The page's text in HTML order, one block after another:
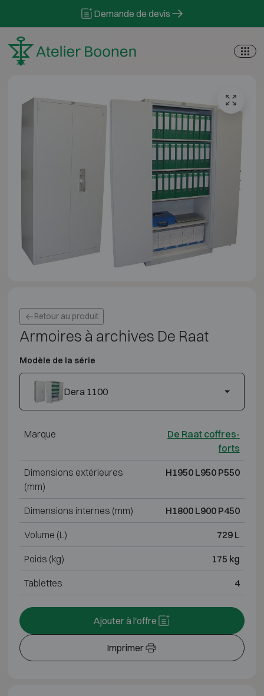
Demande de devis
Retour au produit
Armoires à archives De Raat
Modèle de la série
Dera 1100
Marque
De Raat coffres-
forts
Dimensions extérieures
(mm)
H1950 L950 P550
Dimensions internes (mm) H1800 L900 P450
Volume (L) 729 L
Poids (kg) 175 kg
Tablettes 4
Imprimer
Ajouter à l'offre